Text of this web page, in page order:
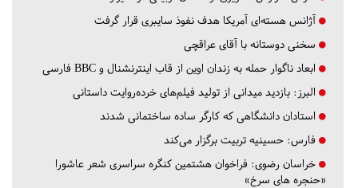
آژانس هسته‌ای آمریکا هدف نفوذ سایبری قرار گرفت
سخنی دوستانه با آقای عراقچی
ابعاد ناگوار حمله به زندان اوین از قاب اینترنشنال و BBC فارسی
البرز: بازدید میدانی از تولید فیلم‌های خرده‌روایت داستانی
استادان دانشگاهی که کارگر ساده ساختمانی شدند
فارس: حسینیه تربیت برگزار می‌کند
خراسان رضوی: فراخوان هشتمین کنگره سراسری شعر عاشورا
«حنجره های سرخ»